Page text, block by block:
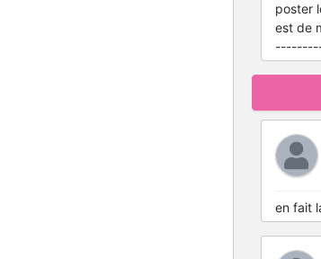
poster
est de
en fait